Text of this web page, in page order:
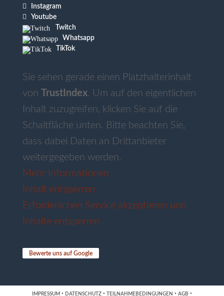
 Instagram

Youtube
Twitch
Whatsapp
TikTok
Sie sehen gerade einen Platzhalterinhalt
von TrustIndex. Um auf den eigentlichen
Inhalt zuzugreifen, klicken Sie auf die
Schaltfläche unten. Bitte beachten Sie,
dass dabei Daten an Drittanbieter
weitergegeben werden.
Mehr Informationen
Inhalt entsperren
Erforderlichen Service akzeptieren und
Inhalte entsperren
Bewerte uns auf Google
IMPRESSUM· DATENSCHUTZ· TEILNAHMEBEDINGUNGEN · AGB ·